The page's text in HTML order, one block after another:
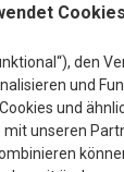
Cookies
den
und
und
unseren